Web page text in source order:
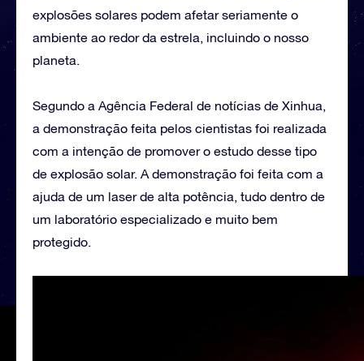
explosões solares podem afetar seriamente o
ambiente ao redor da estrela, incluindo o nosso
planeta.
Segundo a Agência Federal de notícias de Xinhua,
a demonstração feita pelos cientistas foi realizada
com a intenção de promover o estudo desse tipo
de explosão solar. A demonstração foi feita com a
ajuda de um laser de alta potência, tudo dentro de
um laboratório especializado e muito bem
protegido.